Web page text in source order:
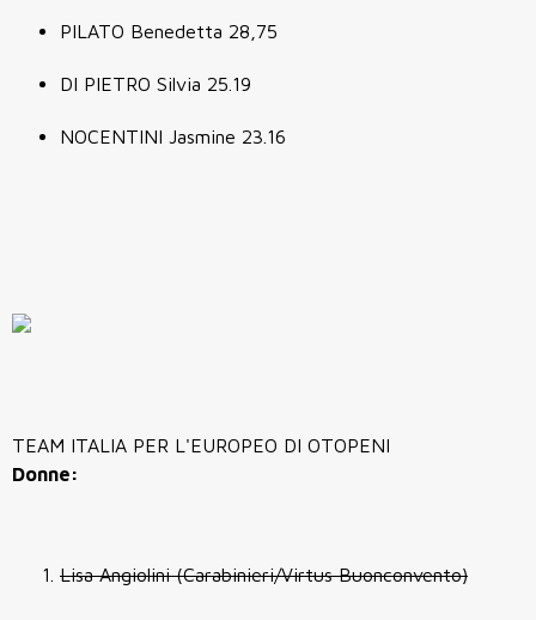
PILATO Benedetta 28,75
DI PIETRO Silvia 25.19
NOCENTINI Jasmine 23.16
TEAM ITALIA PER L'EUROPEO DI OTOPENI
Donne:
Lisa Angiolini (Carabinieri/Virtus Buonconvento)